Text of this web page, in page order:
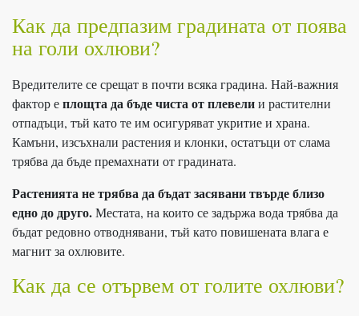
Как да предпазим градината от поява
на голи охлюви?
Вредителите се срещат в почти всяка градина. Най-важния
фактор еплощта да бъде чиста от плевелии растителни
отпадъци, тъй като те им осигуряват укритие и храна.
Камъни, изсъхнали растения и клонки, остатъци от слама
трябва да бъде премахнати от градината.
Растенията не трябва да бъдат засявани твърде близо
едно до друго.Местата, на които се задържа вода трябва да
бъдат редовно отводнявани, тъй като повишената влага е
магнит за охлювите.
Как да се отървем от голите охлюви?